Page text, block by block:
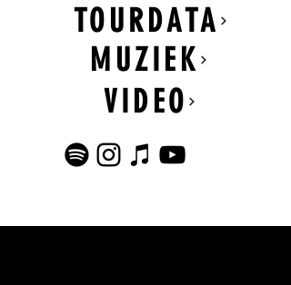
TOURDATA
MUZIEK
VIDEO